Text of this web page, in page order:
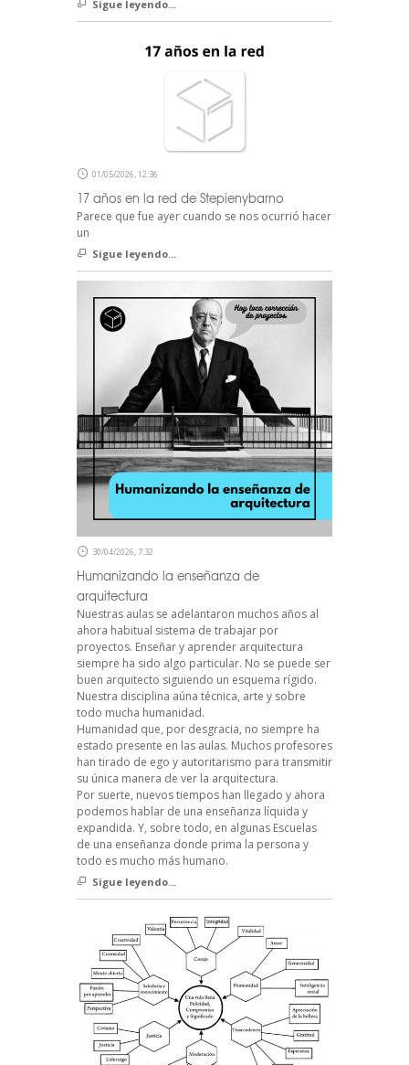
Sigue leyendo...
01/05/2026, 12:36
17 años en la red de Stepienybarno
Parece que fue ayer cuando se nos ocurrió hacer
un
Sigue leyendo...
30/04/2026, 7:32
Humanizando la enseñanza de
arquitectura
Nuestras aulas se adelantaron muchos años al
ahora habitual sistema de trabajar por
proyectos. Enseñar y aprender arquitectura
siempre ha sido algo particular. No se puede ser
buen arquitecto siguiendo un esquema rígido.
Nuestra disciplina aúna técnica, arte y sobre
todo mucha humanidad.
Humanidad que, por desgracia, no siempre ha
estado presente en las aulas. Muchos profesores
han tirado de ego y autoritarismo para transmitir
su única manera de ver la arquitectura.
Por suerte, nuevos tiempos han llegado y ahora
podemos hablar de una enseñanza líquida y
expandida. Y, sobre todo, en algunas Escuelas
de una enseñanza donde prima la persona y
todo es mucho más humano.
Sigue leyendo...